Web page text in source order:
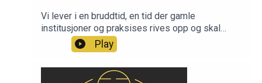
Vi lever i en bruddtid, en tid der gamle
institusjoner og praksises rives opp og skal
erstattes av noe nytt. Hva det blir vet vi ikke ennå,
men en ting er sikkert, klaging blir det uansett
utfall!Med mindre det skjer noe eksepsjonelt i
løpet av påska tar SOSpodden påskeferie!
Play